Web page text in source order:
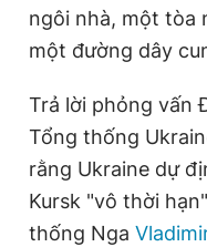
ngôi nhà, một tòa
một đường dây
Trả lời phỏng vấn
Tổng thống
rằng Ukraine dự
Kursk "vô thời
thống Nga